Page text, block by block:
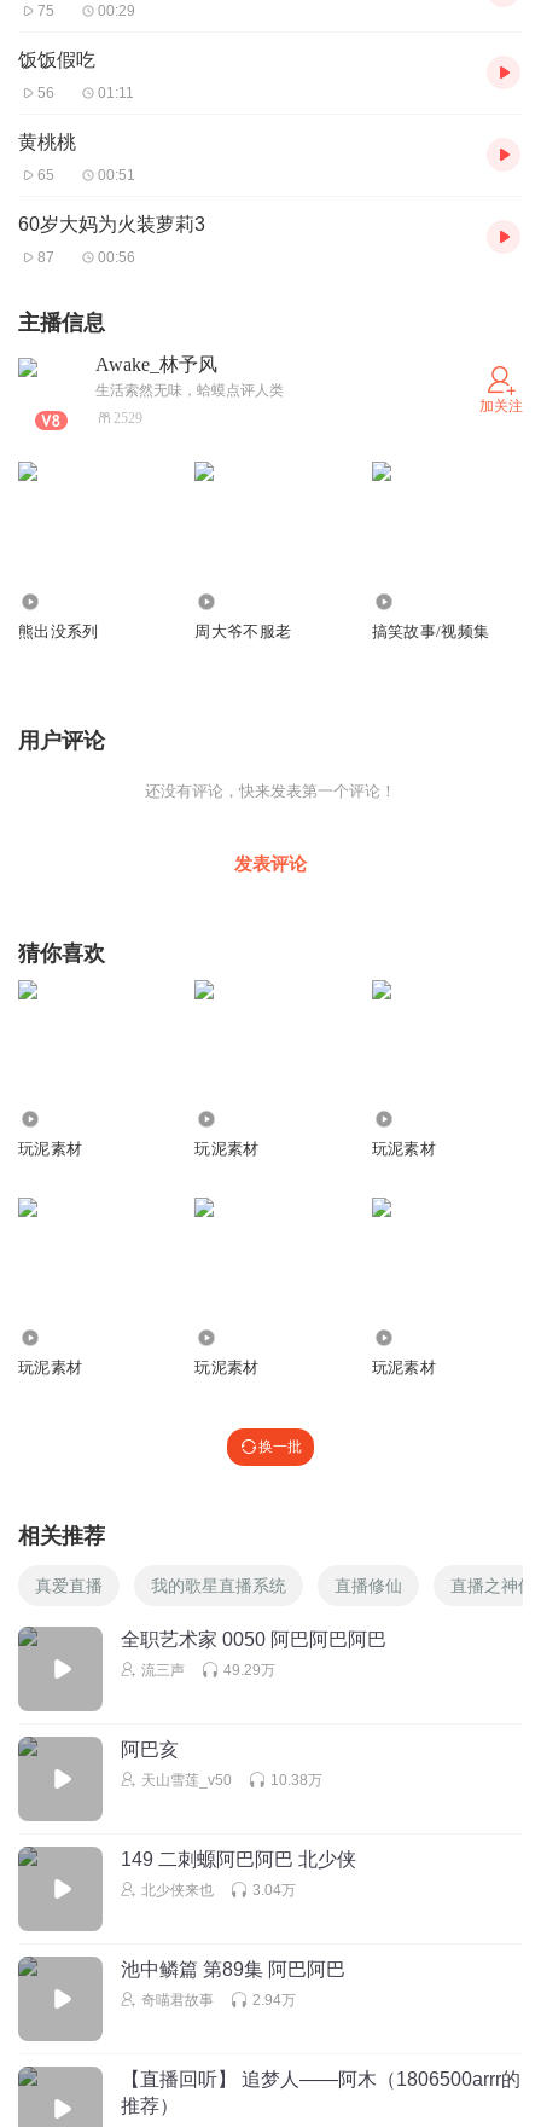
75 00:29
饭饭假吃
56 01:11
黄桃桃
65 00:51
60岁大妈为火装萝莉3
87 00:56
主播信息
Awake_林予风
生活索然无味，蛤蟆点评人类
2529
加关注
熊出没系列 周大爷不服老 搞笑故事/视频集
用户评论
还没有评论，快来发表第一个评论！
发表评论
猜你喜欢
玩泥素材 玩泥素材 玩泥素材
玩泥素材 玩泥素材 玩泥素材
换一批
相关推荐
真爱直播 我的歌星直播系统 直播修仙 直播之神仙
全职艺术家 0050 阿巴阿巴阿巴
流三声 49.29万
阿巴亥
天山雪莲_v50 10.38万
149 二刺螈阿巴阿巴 北少侠
北少侠来也 3.04万
池中鳞篇 第89集 阿巴阿巴
奇喵君故事 2.94万
【直播回听】 追梦人——阿木（1806500arrr的
推荐）